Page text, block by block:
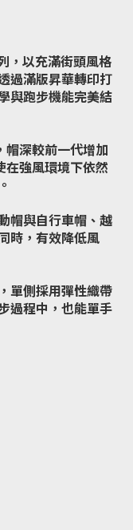
，以充滿街頭風格
過滿版昇華轉印打
與跑步機能完美結
深較前一代增加
在強風環境下依然
帽與自行車帽、越
時，有效降低風
單側採用彈性織帶
過程中，也能單手